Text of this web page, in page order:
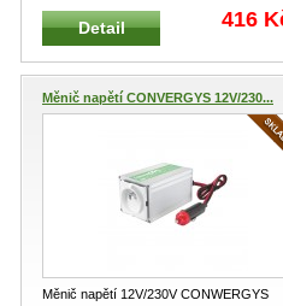
LED světlem Ventilátor pevn
Detail 416
Měnič napětí CONVERGYS 12V/230...
Měnič napětí 12V/230V CONWERGYS